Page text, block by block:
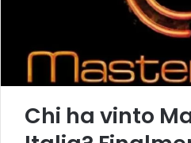
Chi ha vinto